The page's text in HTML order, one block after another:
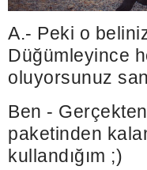
A.- Peki o
Düğümleyince
oluyorsunuz
Ben -
paketinden
kullandığım ;)